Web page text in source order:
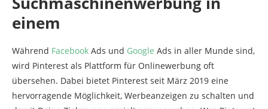
einem
Während Facebook Ads und Google Ads in aller Munde sind,
wird Pinterest als Plattform für Onlinewerbung oft
übersehen. Dabei bietet Pinterest seit März 2019 eine
hervorragende Möglichkeit, Werbeanzeigen zu schalten und